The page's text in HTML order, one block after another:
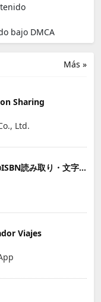
bajo DMCA
Más »
Sharing
Ltd.
ISBNマネージャー(本のISBN読み取り・文字認識)
Viajes